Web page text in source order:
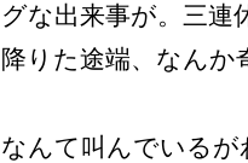
グな出来事が。三連
降りた途端、なんか
なんて叫んでいる